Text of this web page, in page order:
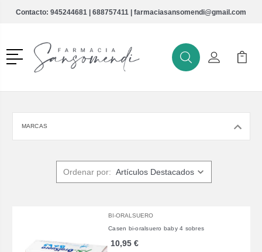
Contacto: 945244681 | 688757411 | farmaciasansomendi@gmail.com
Menú
BuscarMi Cuenta
Mi
MARCAS
Ordenar por:
BI-ORALSUERO
Casen bi-oralsuero baby 4 sobres
10,95 €